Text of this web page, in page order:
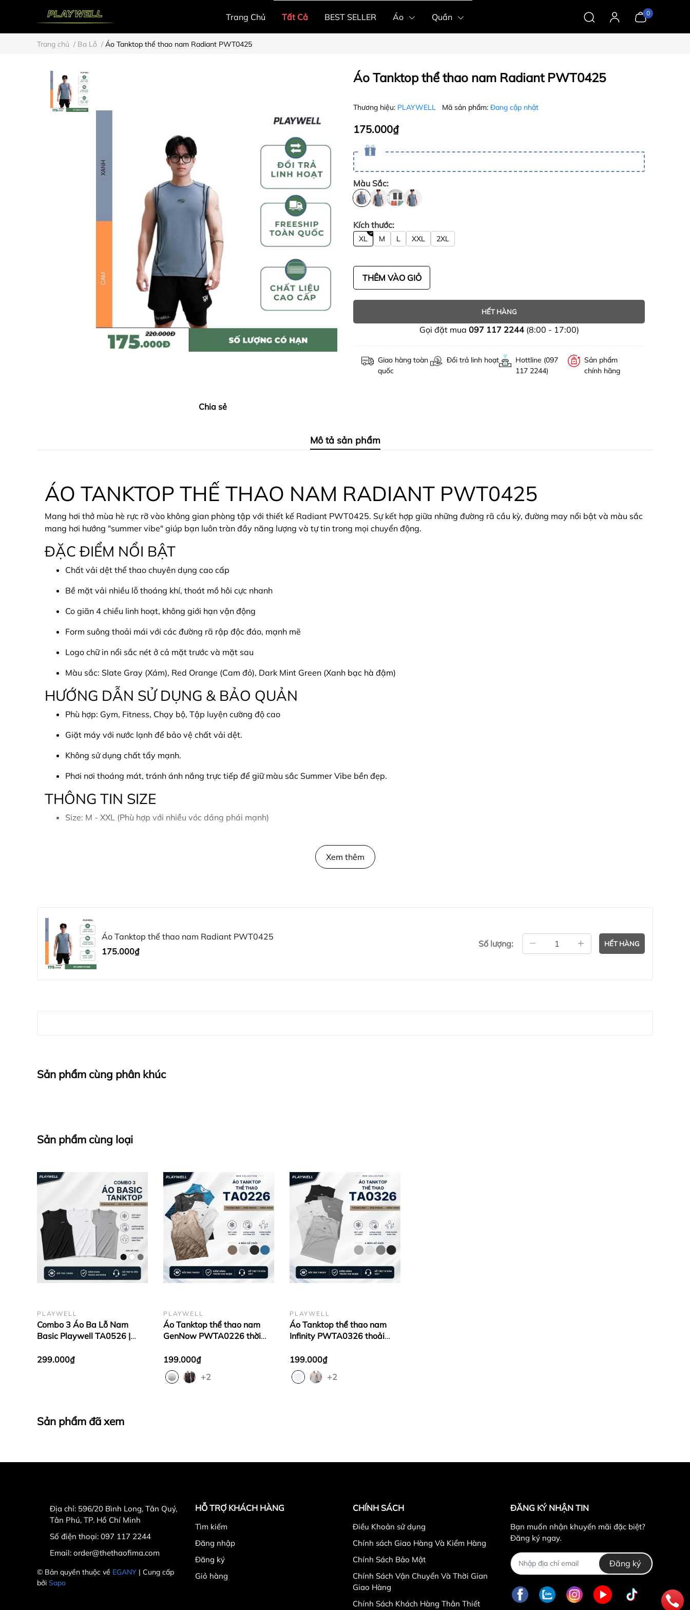
Trang Chủ Tất Cả BEST SELLER Áo Quần 0
Trang chủ / Ba Lỗ / Áo Tanktop thể thao nam Radiant PWT0425
Chia sẻ
Áo Tanktop thể thao nam Radiant PWT0425
Thương hiệu: PLAYWELL Mã sản phẩm: Đang cập nhật
175.000₫
Màu Sắc:
Kích thước:
XL M L XXL 2XL
THÊM VÀO GIỎ
HẾT HÀNG
Gọi đặt mua 097 117 2244 (8:00 - 17:00)
Giao hàng toàn
quốc
Đổi trả linh hoạt
Hottline (097
117 2244)
Sản phẩm
chính hãng
Mô tả sản phẩm
ÁO TANKTOP THỂ THAO NAM RADIANT PWT0425
Mang hơi thở mùa hè rực rỡ vào không gian phòng tập với thiết kế Radiant PWT0425. Sự kết hợp giữa những đường rã cầu kỳ, đường may nổi bật và màu sắc
mang hơi hướng "summer vibe" giúp bạn luôn tràn đầy năng lượng và tự tin trong mọi chuyển động.
ĐẶC ĐIỂM NỔI BẬT
Chất vải dệt thể thao chuyên dụng cao cấp
Bề mặt vải nhiều lỗ thoáng khí, thoát mồ hôi cực nhanh
Co giãn 4 chiều linh hoạt, không giới hạn vận động
Form suông thoải mái với các đường rã rập độc đáo, mạnh mẽ
Logo chữ in nổi sắc nét ở cả mặt trước và mặt sau
Màu sắc: Slate Gray (Xám), Red Orange (Cam đỏ), Dark Mint Green (Xanh bạc hà đậm)
HƯỚNG DẪN SỬ DỤNG & BẢO QUẢN
Phù hợp: Gym, Fitness, Chạy bộ, Tập luyện cường độ cao
Giặt máy với nước lạnh để bảo vệ chất vải dệt.
Không sử dụng chất tẩy mạnh.
Phơi nơi thoáng mát, tránh ánh nắng trực tiếp để giữ màu sắc Summer Vibe bền đẹp.
THÔNG TIN SIZE
Size: M - XXL (Phù hợp với nhiều vóc dáng phái mạnh)
Đổi trả linh hoạt trong 7 ngày (hàng nguyên tem mác).
Giao hàng toàn quốc nhanh chóng.
#PlaywellSportswear #Playwell #TanktopNam #AoSatNachTheThao #RadiantPWT0425 #GymWear #ActiveWear #SummerVibe #PWT0425 #end
Xem thêm
Áo Tanktop thể thao nam Radiant PWT0425
175.000₫
Số lượng: HẾT HÀNG
Sản phẩm cùng phân khúc
Sản phẩm cùng loại
PLAYWELL
Combo 3 Áo Ba Lỗ Nam
Basic Playwell TA0526 |
- Dễ Phối Đồ
299.000₫
PLAYWELL
Áo Tanktop thể thao nam
GenNow PWTA0226 thời
thoải mái vận động
199.000₫
+2
PLAYWELL
Áo Tanktop thể thao nam
Infinity PWTA0326 thoải
chất liệu cao cấp
199.000₫
+2
Sản phẩm đã xem
Địa chỉ: 596/20 Bình Long, Tân Quý,
Tân Phú, TP. Hồ Chí Minh
Số điện thoại: 097 117 2244
Email: order@thethaofima.com
© Bản quyền thuộc về EGANY | Cung cấp
bởi Sapo
HỖ TRỢ KHÁCH HÀNG
Tìm kiếm
Đăng nhập
Đăng ký
Giỏ hàng
CHÍNH SÁCH
Điều Khoản sử dụng
Chính sách Giao Hàng Và Kiểm Hàng
Chính Sách Bảo Mật
Chính Sách Vận Chuyển Và Thời Gian
Giao Hàng
Chính Sách Khách Hàng Thân Thiết
ĐĂNG KÝ NHẬN TIN
Bạn muốn nhận khuyến mãi đặc biệt?
Đăng ký ngay.
Đăng ký